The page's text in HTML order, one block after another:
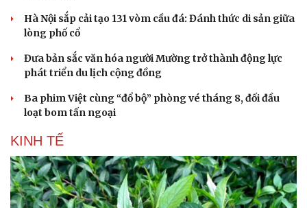
Hà Nội sắp cải tạo 131 vòm cầu đá: Đánh thức di sản giữa
lòng phố cổ
Đưa bản sắc văn hóa người Mường trở thành động lực
phát triển du lịch cộng đồng
Ba phim Việt cùng “đổ bộ” phòng vé tháng 8, đối đầu
loạt bom tấn ngoại
KINH TẾ